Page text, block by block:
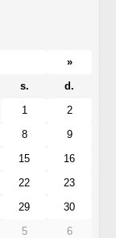
»
s.
d.
1
2
8
9
15
16
22
23
29
30
5 6